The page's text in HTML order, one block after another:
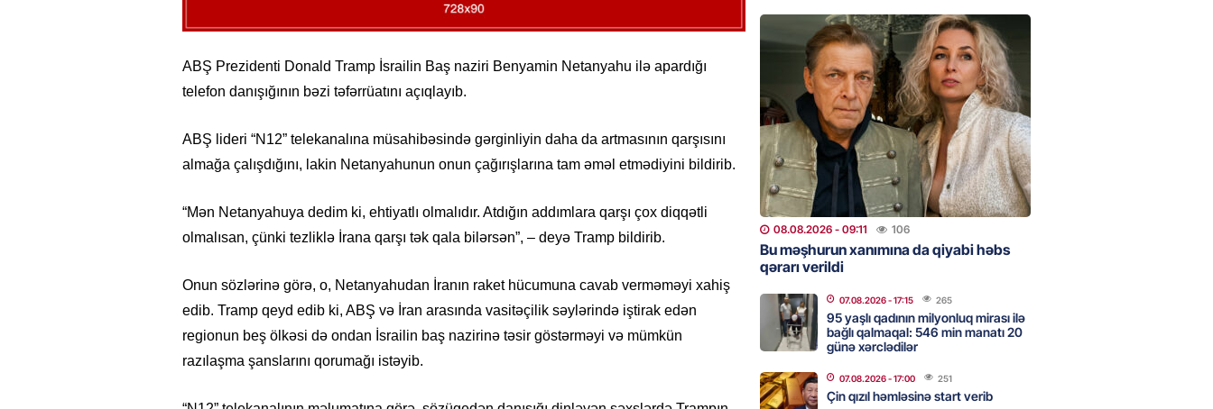
ABŞ Prezidenti Donald Tramp İsrailin Baş naziri Benyamin Netanyahu ilə apardığı
telefon danışığının bəzi təfərrüatını açıqlayıb.
ABŞ lideri “N12” telekanalına müsahibəsində gərginliyin daha da artmasının qarşısını
almağa çalışdığını, lakin Netanyahunun onun çağırışlarına tam əməl etmədiyini bildirib.
“Mən Netanyahuya dedim ki, ehtiyatlı olmalıdır. Atdığın addımlara qarşı çox diqqətli
olmalısan, çünki tezliklə İrana qarşı tək qala bilərsən”, – deyə Tramp bildirib.
Onun sözlərinə görə, o, Netanyahudan İranın raket hücumuna cavab verməməyi xahiş
edib. Tramp qeyd edib ki, ABŞ və İran arasında vasitəçilik səylərində iştirak edən
regionun beş ölkəsi də ondan İsrailin baş nazirinə təsir göstərməyi və mümkün
razılaşma şanslarını qorumağı istəyib.
Bu məşhurun xanımına da qiyabi həbs
qərarı verildi
08.08.2026- 09:11 106
GÜNDƏM
Qanunsuz cərrahiyyə təhlükəsi:
“Universal Hospital”da sertifikatsız
həkim skandalı
07.08.2026 383
MANŞET
AAYDA-nın tərəzi məntəqələrindən
şikayət -156 ya yaşıl, vətəndaşa qırmızı
işıq?
07.08.2026 - 18:00 145
GÜNDƏM
Hərbi xidmətə görə rüşvət alan vəzifəli
08.08.2026 - 09:11 106
Bu məşhurun xanımına da qiyabi həbs
qərarı verildi
07.08.2026- 17:15 265
95 yaşlı qadının milyonluq mirası ilə
bağlı qalmaqal: 546 min manatı 20
günə xərclədilər
07.08.2026- 17:00 251
Çin qızıl həmləsinə start verib